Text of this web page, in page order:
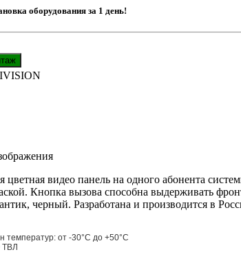
оборудования за 1 день!
цветная видео панель на одного абонента
Кнопка вызова способна выдерживать
черный. Разработана и производится в
температур: от -30°C до +50°C
ТВЛ